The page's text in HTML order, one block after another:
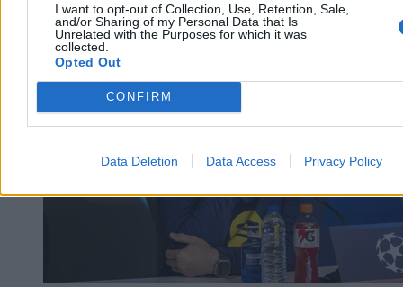
I want to opt-out of Collection, Use, Retention, Sale,
and/or Sharing of my Personal Data that Is
Unrelated with the Purposes for which it was
collected.
Opted Out
CONFIRM
Data Deletion Data Access Privacy Policy
Kraj